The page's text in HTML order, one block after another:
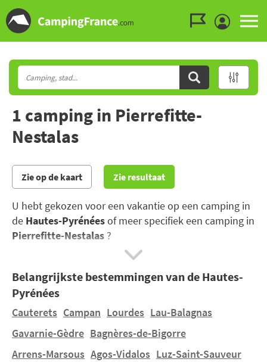
1 camping in Pierrefitte-
Nestalas
Zie op de kaart Zie resultaat
U hebt gekozen voor een vakantie op een camping in
de Hautes-Pyrénéesof meer specifiek een camping in
Pierrefitte-Nestalas ?
combineren, dan verwelkomen de Hautes-Pyrenees u
voor een perfecte familievakantie.
Pierrefitte-Nestalasop een mooie 4- of 5-
sterrencamping ? U vindt 1 camping inPierrefitte-
Belangrijkste bestemmingen van de Hautes-
Pyrénées
Cauterets Campan Lourdes Lau-Balagnas
Gavarnie-Gèdre Bagnères-de-Bigorre
Arrens-Marsous Agos-Vidalos Luz-Saint-Sauveur